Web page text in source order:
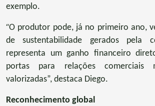
exemplo.
“O produtor pode, já no primeiro ano,
de sustentabilidade gerados pela
representa um ganho financeiro
portas para relações comerciais
valorizadas”, destaca Diego.
Reconhecimento global